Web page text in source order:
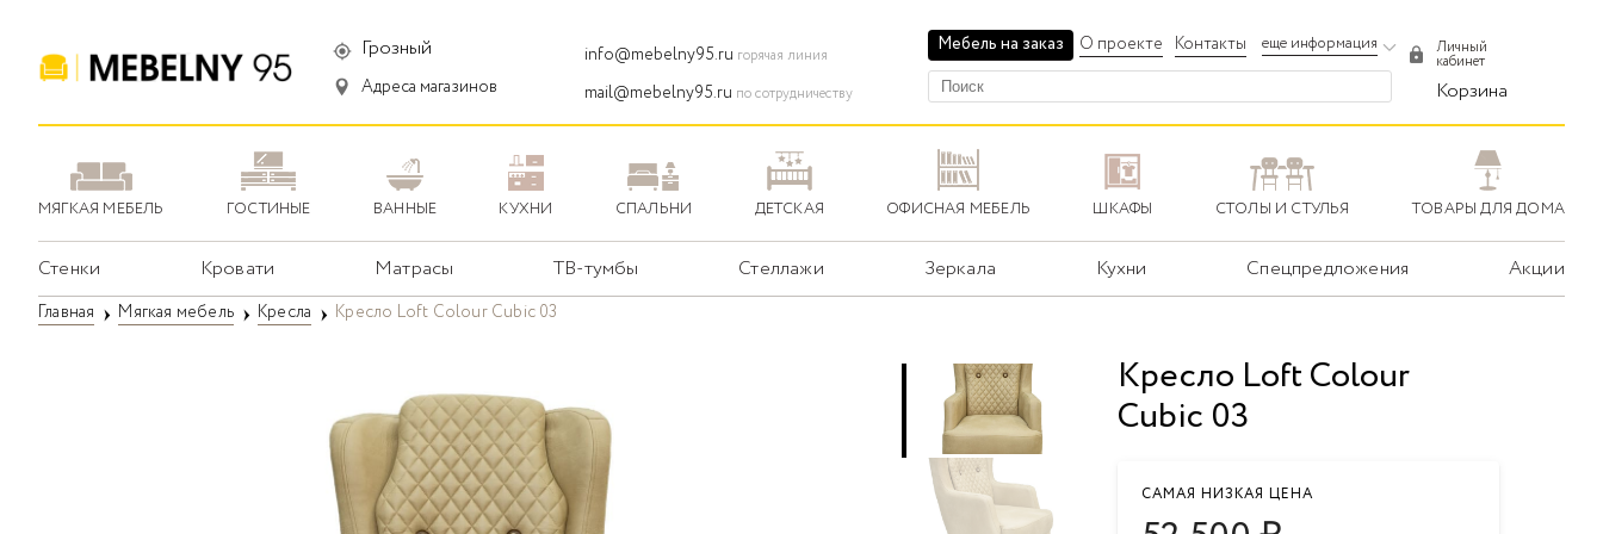
Грозный
Адреса магазинов
info@mebelny95.ru горячая линия
mail@mebelny95.ru по сотрудничеству
Мебель на заказ О проекте Контакты еще информация Личный
кабинет
Корзина
МЯГКАЯ МЕБЕЛЬ ГОСТИНЫЕ ВАННЫЕ КУХНИ СПАЛЬНИ ДЕТСКАЯ ОФИСНАЯ МЕБЕЛЬ ШКАФЫ СТОЛЫ И СТУЛЬЯ ТОВАРЫ ДЛЯ ДОМА
Стенки Кровати Матрасы ТВ-тумбы Стеллажи Зеркала Кухни Спецпредложения Акции
Главная Мягкая мебель Кресла Кресло Loft Colour Cubic 03
Кресло Loft Colour
Cubic 03
САМАЯ НИЗКАЯ ЦЕНА